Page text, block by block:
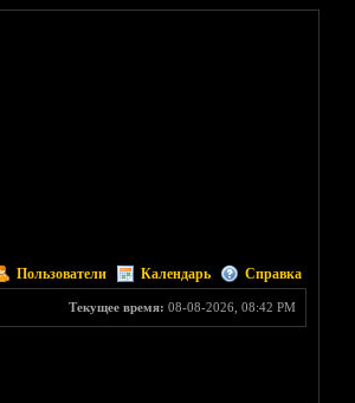
Пользователи Календарь Справка
Текущее время: 08-08-2026, 08:42 PM